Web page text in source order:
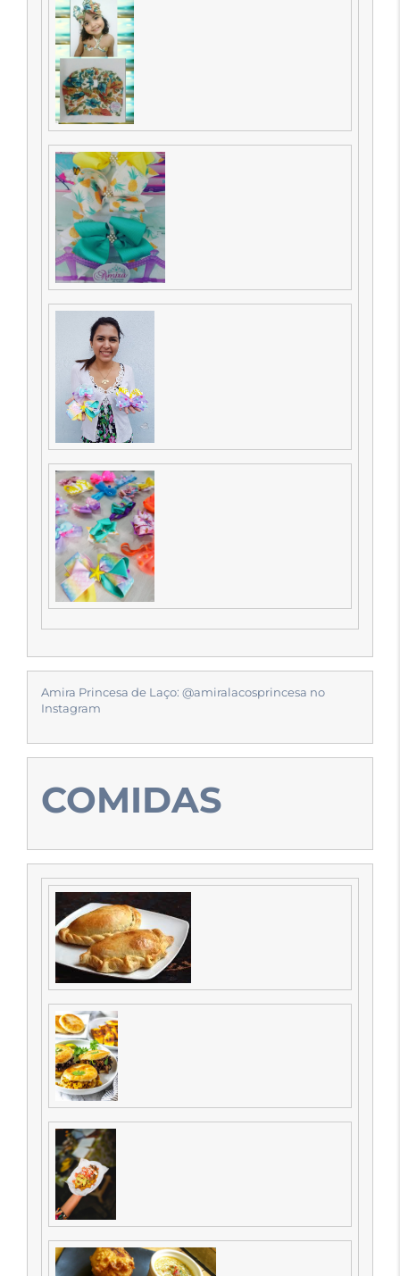
Amira Princesa de Laço: @amiralacosprincesa no
Instagram
COMIDAS